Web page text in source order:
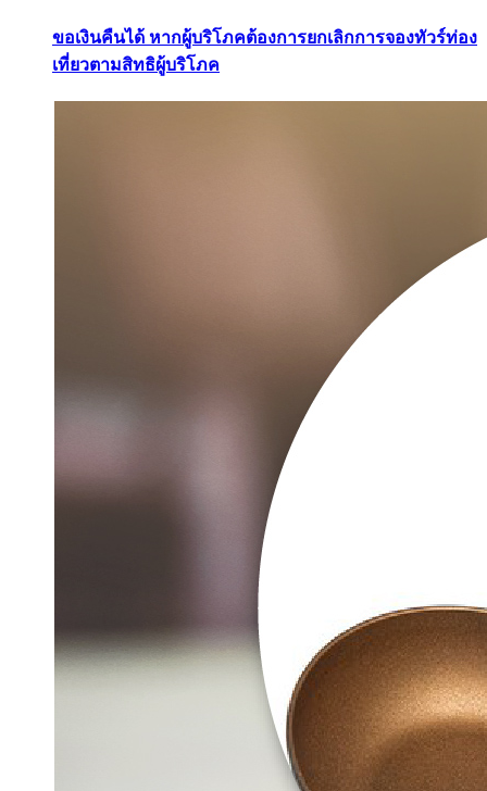
ขอเงินคืนได้ หากผู้บริโภคต้องการยกเลิกการจองทัวร์ท่อง
เที่ยวตามสิทธิผู้บริโภค